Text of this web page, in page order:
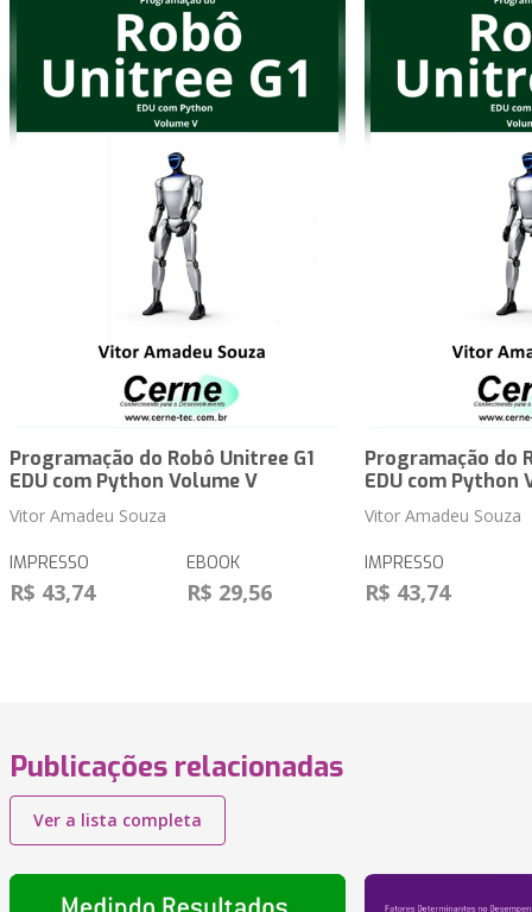
Programação do Robô Unitree G1
EDU com Python Volume V
Vitor Amadeu Souza
IMPRESSO
R$ 43,74
EBOOK
R$ 29,56
Programação do
EDU com Python
Vitor Amadeu Souza
IMPRESSO
R$ 43,74
Publicações relacionadas
Ver a lista completa